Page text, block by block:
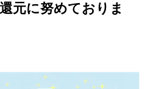
元に努めておりま